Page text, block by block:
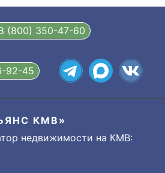
(800) 350-47-60
92-45
КМВ»
недвижимости на КМВ: